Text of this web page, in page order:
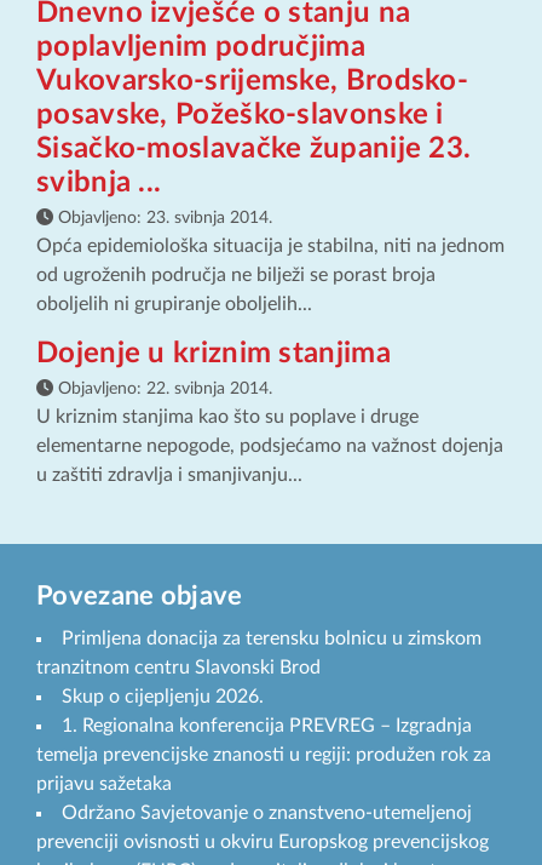
Dnevno izvješće o stanju na
poplavljenim područjima
Vukovarsko-srijemske, Brodsko-
posavske, Požeško-slavonske i
Sisačko-moslavačke županije 23.
svibnja ...
Objavljeno: 23. svibnja 2014.
Opća epidemiološka situacija je stabilna, niti na jednom
od ugroženih područja ne bilježi se porast broja
oboljelih ni grupiranje oboljelih...
Dojenje u kriznim stanjima
Objavljeno: 22. svibnja 2014.
U kriznim stanjima kao što su poplave i druge
elementarne nepogode, podsjećamo na važnost dojenja
u zaštiti zdravlja i smanjivanju...
Povezane objave
Primljena donacija za terensku bolnicu u zimskom
tranzitnom centru Slavonski Brod
Skup o cijepljenju 2026.
1. Regionalna konferencija PREVREG – Izgradnja
temelja prevencijske znanosti u regiji: produžen rok za
prijavu sažetaka
Održano Savjetovanje o znanstveno-utemeljenoj
prevenciji ovisnosti u okviru Europskog prevencijskog